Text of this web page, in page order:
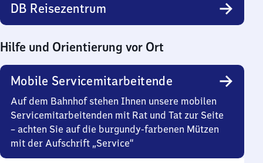
DB Reisezentrum
Hilfe und Orientierung vor Ort
Mobile Servicemitarbeitende
Auf dem Bahnhof stehen Ihnen unsere mobilen
Servicemitarbeitenden mit Rat und Tat zur Seite
– achten Sie auf die burgundy-farbenen Mützen
mit der Aufschrift „Service“